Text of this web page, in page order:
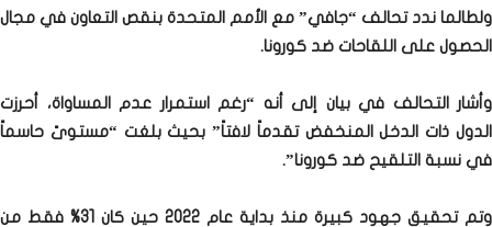
ولطالما ندد تحالف “جافي” مع الأمم المتحدة بنقص التعاون في مجال
الحصول على اللقاحات ضد كورونا.
وأشار التحالف في بيان إلى أنه “رغم استمرار عدم المساواة، أحرزت
الدول ذات الدخل المنخفض تقدماً لافتاً” بحيث بلغت “مستوىً حاسماً
في نسبة التلقيح ضد كورونا”.
وتم تحقيق جهود كبيرة منذ بداية عام 2022 حين كان 31% فقط من